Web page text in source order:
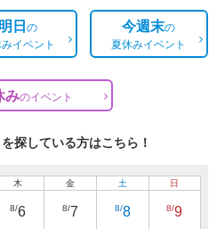
明日の
イベント
今週末の
夏休みイベント
みのイベント
探している方はこちら！
木
8/6
金
8/7
土
8/8
日
8/9